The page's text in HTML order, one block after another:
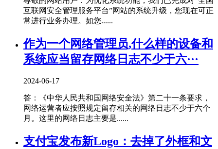
互联网安全管理服务平台”网站的系统升级，您现在可正
常进行业务办理。如您......
作为一个网络管理员,什么样的设备和
系统应当留存网络日志不少于六···
2024-06-17
答：《中华人民共和国网络安全法》第二十一条要求，
网络运营者应按照规定留存相关的网络日志不少于六个
月。这里的网络日志主要是......
支付宝发布新Logo：去掉了外框和文